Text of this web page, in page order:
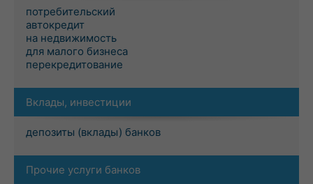
потребительский
автокредит
на недвижимость
для малого бизнеса
перекредитование
Вклады, инвестиции
депозиты (вклады) банков
Прочие услуги банков